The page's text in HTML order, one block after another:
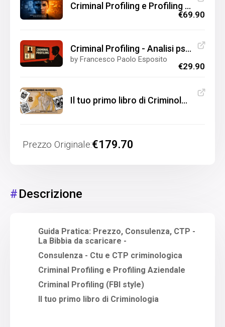
Criminal Profiling e Profiling Aziendale (corso INTERMEDIO)
€69.90
Criminal Profiling - Analisi psicologica per investigatori
by Francesco Paolo Esposito
€29.90
Il tuo primo libro di Criminologia
Prezzo Originale:€179.70
#Descrizione
Guida Pratica: Prezzo, Consulenza, CTP -
La Bibbia da scaricare -
Consulenza - Ctu e CTP criminologica
Criminal Profiling e Profiling Aziendale
Criminal Profiling (FBI style)
Il tuo primo libro di Criminologia